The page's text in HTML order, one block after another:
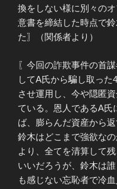
換をしない様に別々の
意書を締結した時点で
た〗（関係者より）
〖今回の詐欺事件の首
してA氏から騙し取った
させ運用し、今や隠匿
ている。恩人であるA氏
ば、膨らんだ資産から
鈴木はどこまで強欲な
より、全てを清算して
いいだろうが、鈴木は
も感じない忘恥者で冷血